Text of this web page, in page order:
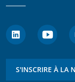
S'INSCRIRE À LA